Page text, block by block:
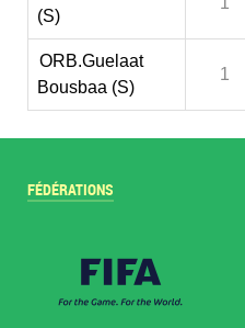
(S)
ORB.Guelaat
Bousbaa (S)
1
FÉDÉRATIONS